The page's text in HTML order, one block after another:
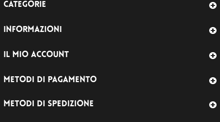
CATEGORIE
INFORMAZIONI
IL MIO ACCOUNT
METODI DI PAGAMENTO
METODI DI SPEDIZIONE